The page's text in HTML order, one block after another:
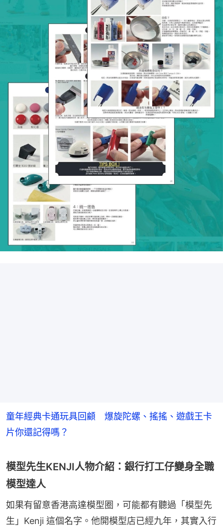
童年經典卡通玩具回顧 爆旋陀螺、搖搖、遊戲王卡
片你還記得嗎？
模型先生KENJI人物介紹：銀行打工仔變身全職
模型達人
如果有留意香港高達模型圈，可能都有聽過「模型先
生」Kenji 這個名字。他開模型店已經九年，其實入行